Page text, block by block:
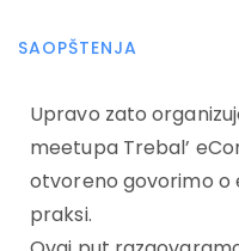
SAOPŠTENJA
Upravo zato
meetupa Trebal’
otvoreno govorimo o
praksi.